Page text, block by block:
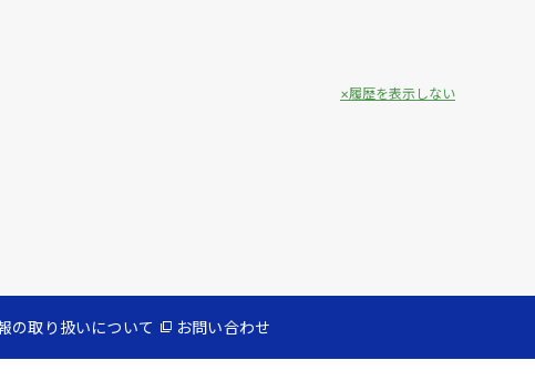
履歴を表示しない
の取り扱いについて お問い合わせ